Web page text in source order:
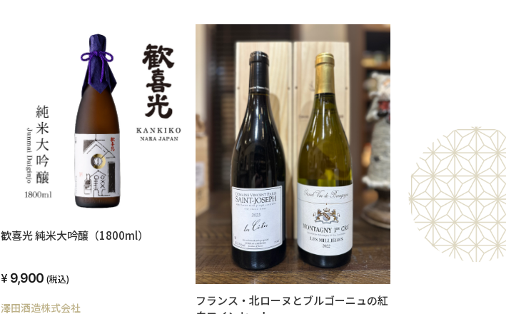
歓喜光 純米大吟醸（1800ml）
9,900 (税込)
澤田酒造株式会社
フランス・北ローヌとブルゴーニュの紅